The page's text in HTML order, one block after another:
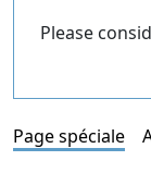
Please
Page spéciale